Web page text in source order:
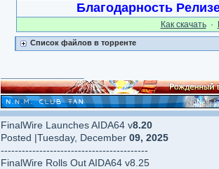
Благодарность
Как cкачать·
Список файлов в торренте
FinalWire Launches AIDA64 v8.20
Posted |Tuesday, December 09, 2025
------------------------------------------
FinalWire Rolls Out AIDA64 v8.25